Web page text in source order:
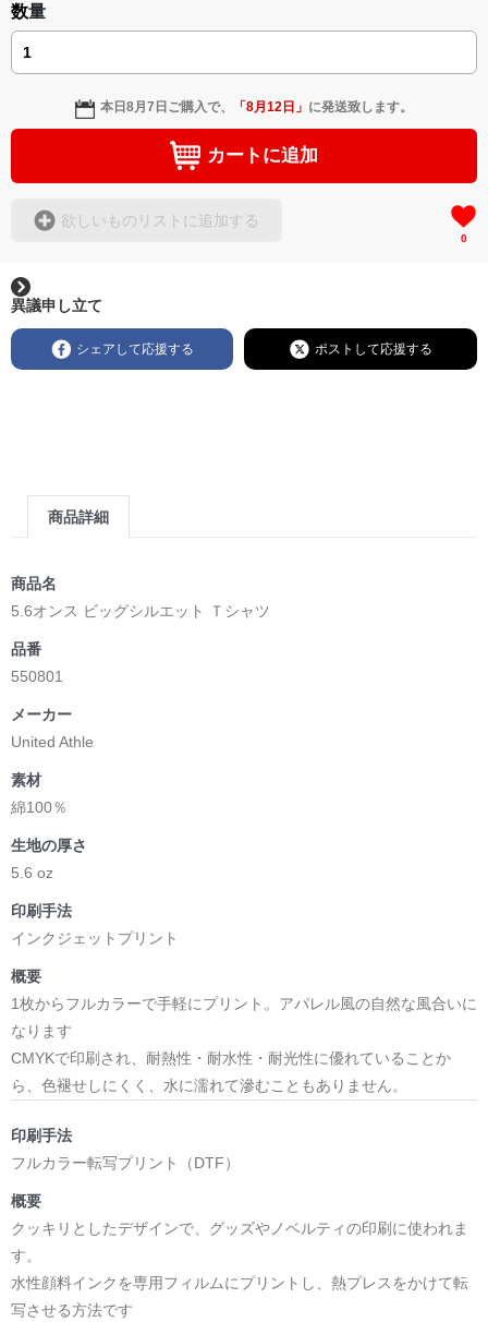
数量
本日8月7日 ご購入で、 「8月12日 」 に発送致します。
カートに追加
欲しいものリストに追加する
0
異議申し立て
シェアして応援する ポストして応援する
商品詳細
商品名
5.6オンス ビッグシルエット Ｔシャツ
品番
550801
メーカー
United Athle
素材
綿100％
生地の厚さ
5.6 oz
印刷手法
インクジェットプリント
概要
1枚からフルカラーで手軽にプリント。アパレル風の自然な風合いに
なります
CMYKで印刷され、耐熱性・耐水性・耐光性に優れていることか
ら、色褪せしにくく、水に濡れて滲むこともありません。
印刷手法
フルカラー転写プリント（DTF）
概要
クッキリとしたデザインで、グッズやノベルティの印刷に使われま
す。
水性顔料インクを専用フィルムにプリントし、熱プレスをかけて転
写させる方法です